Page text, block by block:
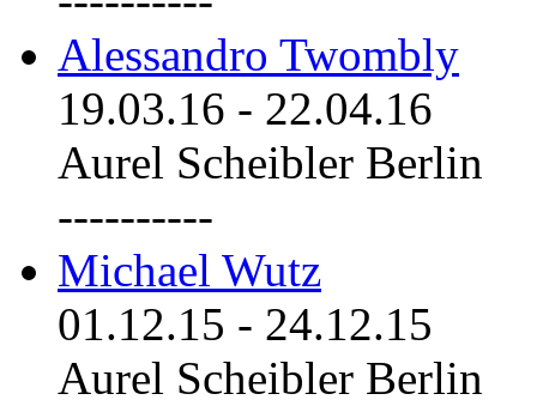
Alessandro Twombly
19.03.16 - 22.04.16
Aurel Scheibler Berlin
----------
Michael Wutz
01.12.15 - 24.12.15
Aurel Scheibler Berlin